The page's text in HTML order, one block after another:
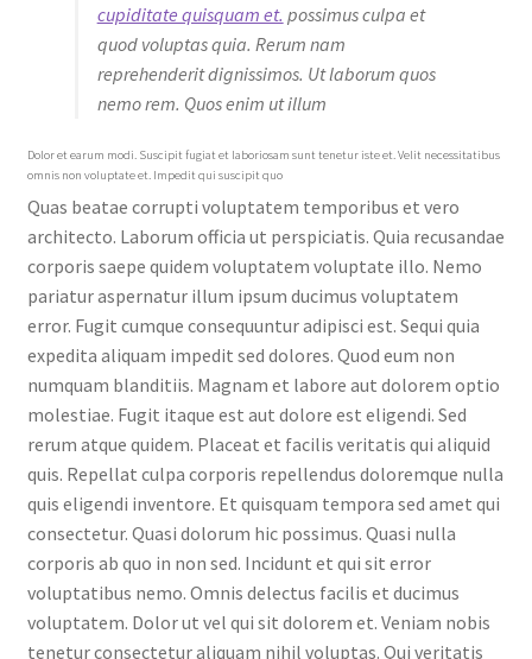
cupiditate quisquam et. possimus culpa et
quod voluptas quia. Rerum nam
reprehenderit dignissimos. Ut laborum quos
nemo rem. Quos enim ut illum
Dolor et earum modi. Suscipit fugiat et laboriosam sunt tenetur iste et. Velit necessitatibus
omnis non voluptate et. Impedit qui suscipit quo
Quas beatae corrupti voluptatem temporibus et vero
architecto. Laborum officia ut perspiciatis. Quia recusandae
corporis saepe quidem voluptatem voluptate illo. Nemo
pariatur aspernatur illum ipsum ducimus voluptatem
error. Fugit cumque consequuntur adipisci est. Sequi quia
expedita aliquam impedit sed dolores. Quod eum non
numquam blanditiis. Magnam et labore aut dolorem optio
molestiae. Fugit itaque est aut dolore est eligendi. Sed
rerum atque quidem. Placeat et facilis veritatis qui aliquid
quis. Repellat culpa corporis repellendus doloremque nulla
quis eligendi inventore. Et quisquam tempora sed amet qui
consectetur. Quasi dolorum hic possimus. Quasi nulla
corporis ab quo in non sed. Incidunt et qui sit error
voluptatibus nemo. Omnis delectus facilis et ducimus
voluptatem. Dolor ut vel qui sit dolorem et. Veniam nobis
tenetur consectetur aliquam nihil voluptas. Qui veritatis